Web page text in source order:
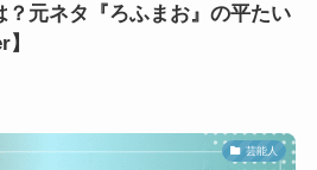
？元ネタ『ろふまお』の平たい
芸能人